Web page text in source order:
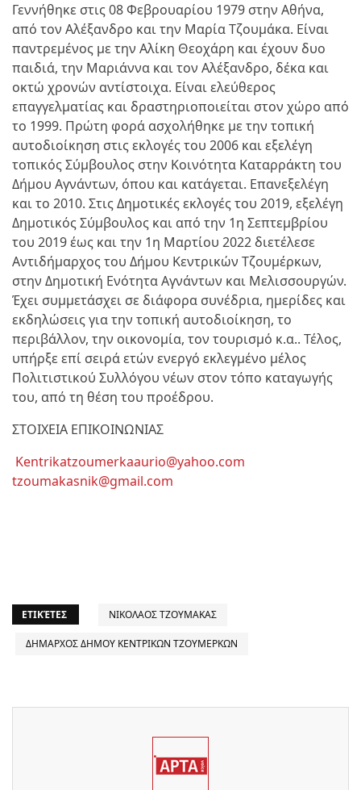
Γεννήθηκε στις 08 Φεβρουαρίου 1979 στην Αθήνα,
από τον Αλέξανδρο και την Μαρία Τζουμάκα. Είναι
παντρεμένος με την Αλίκη Θεοχάρη και έχουν δυο
παιδιά, την Μαριάννα και τον Αλέξανδρο, δέκα και
οκτώ χρονών αντίστοιχα. Είναι ελεύθερος
επαγγελματίας και δραστηριοποιείται στον χώρο από
το 1999. Πρώτη φορά ασχολήθηκε με την τοπική
αυτοδιοίκηση στις εκλογές του 2006 και εξελέγη
τοπικός Σύμβουλος στην Κοινότητα Καταρράκτη του
Δήμου Αγνάντων, όπου και κατάγεται. Επανεξελέγη
και το 2010. Στις Δημοτικές εκλογές του 2019, εξελέγη
Δημοτικός Σύμβουλος και από την 1η Σεπτεμβρίου
του 2019 έως και την 1η Μαρτίου 2022 διετέλεσε
Αντιδήμαρχος του Δήμου Κεντρικών Τζουμέρκων,
στην Δημοτική Ενότητα Αγνάντων και Μελισσουργών.
Έχει συμμετάσχει σε διάφορα συνέδρια, ημερίδες και
εκδηλώσεις για την τοπική αυτοδιοίκηση, το
περιβάλλον, την οικονομία, τον τουρισμό κ.α.. Τέλος,
υπήρξε επί σειρά ετών ενεργό εκλεγμένο μέλος
Πολιτιστικού Συλλόγου νέων στον τόπο καταγωγής
του, από τη θέση του προέδρου.
ΣΤΟΙΧΕΙΑ ΕΠΙΚΟΙΝΩΝΙΑΣ
Kentrikatzoumerkaaurio@yahoo.com
tzoumakasnik@gmail.com
ΕΤΙΚΈΤΕΣ ΝΙΚΟΛΑΟΣ ΤΖΟΥΜΑΚΑΣ
ΔΗΜΑΡΧΟΣ ΔΗΜΟΥ ΚΕΝΤΡΙΚΩΝ ΤΖΟΥΜΕΡΚΩΝ